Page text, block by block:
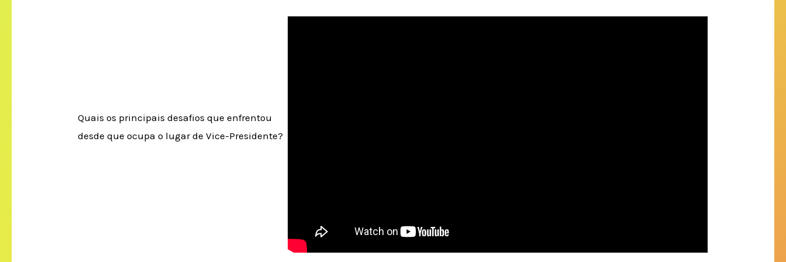
Quais os principais desafios que enfrentou
desde que ocupa o lugar de Vice-Presidente?